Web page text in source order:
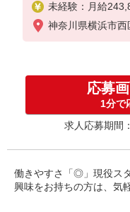
未経験：月給
経験者（店長候
中は270,000円〜
※経験・能力考慮
※固定残業時間
で残業手当支給
※月3万円まで交
※試用期間（2〜
【手当】固定残
住宅手当（実家
試用期間明けから
※手当の種類はエ
神奈川県横浜市西
応募
1分で
求人応募期間
働きやすさ「◎」現役ス
興味をお持ちの方は、気